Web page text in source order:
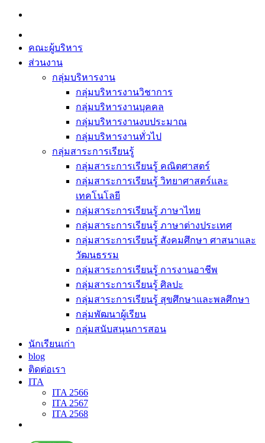
Skip
content
คณะผู้บริหาร
ส่วนงาน
กลุ่มบริหารงาน
กลุ่มบริหารงานวิชาการ
กลุ่มบริหารงานบุคคล
กลุ่มบริหารงานงบประมาณ
กลุ่มบริหารงานทั่วไป
กลุ่มสาระการเรียนรู้
กลุ่มสาระการเรียนรู้ คณิตศาสตร์
กลุ่มสาระการเรียนรู้ วิทยาศาสตร์และ
เทคโนโลยี
กลุ่มสาระการเรียนรู้ ภาษาไทย
กลุ่มสาระการเรียนรู้ ภาษาต่างประเทศ
กลุ่มสาระการเรียนรู้ สังคมศึกษา ศาสนาและ
วัฒนธรรม
กลุ่มสาระการเรียนรู้ การงานอาชีพ
กลุ่มสาระการเรียนรู้ ศิลปะ
กลุ่มสาระการเรียนรู้ สุขศึกษาและพลศึกษา
กลุ่มพัฒนาผู้เรียน
กลุ่มสนับสนุนการสอน
นักเรียนเก่า
blog
ติดต่อเรา
ITA
ITA 2566
ITA 2567
ITA 2568